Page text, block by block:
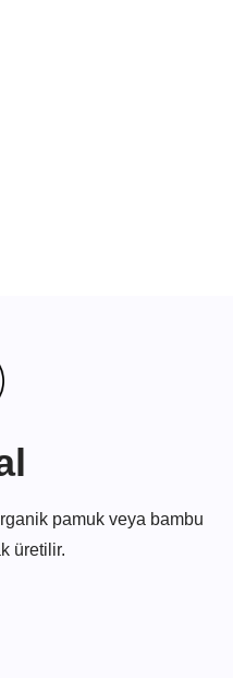
pamuk veya bambu
üretilir.